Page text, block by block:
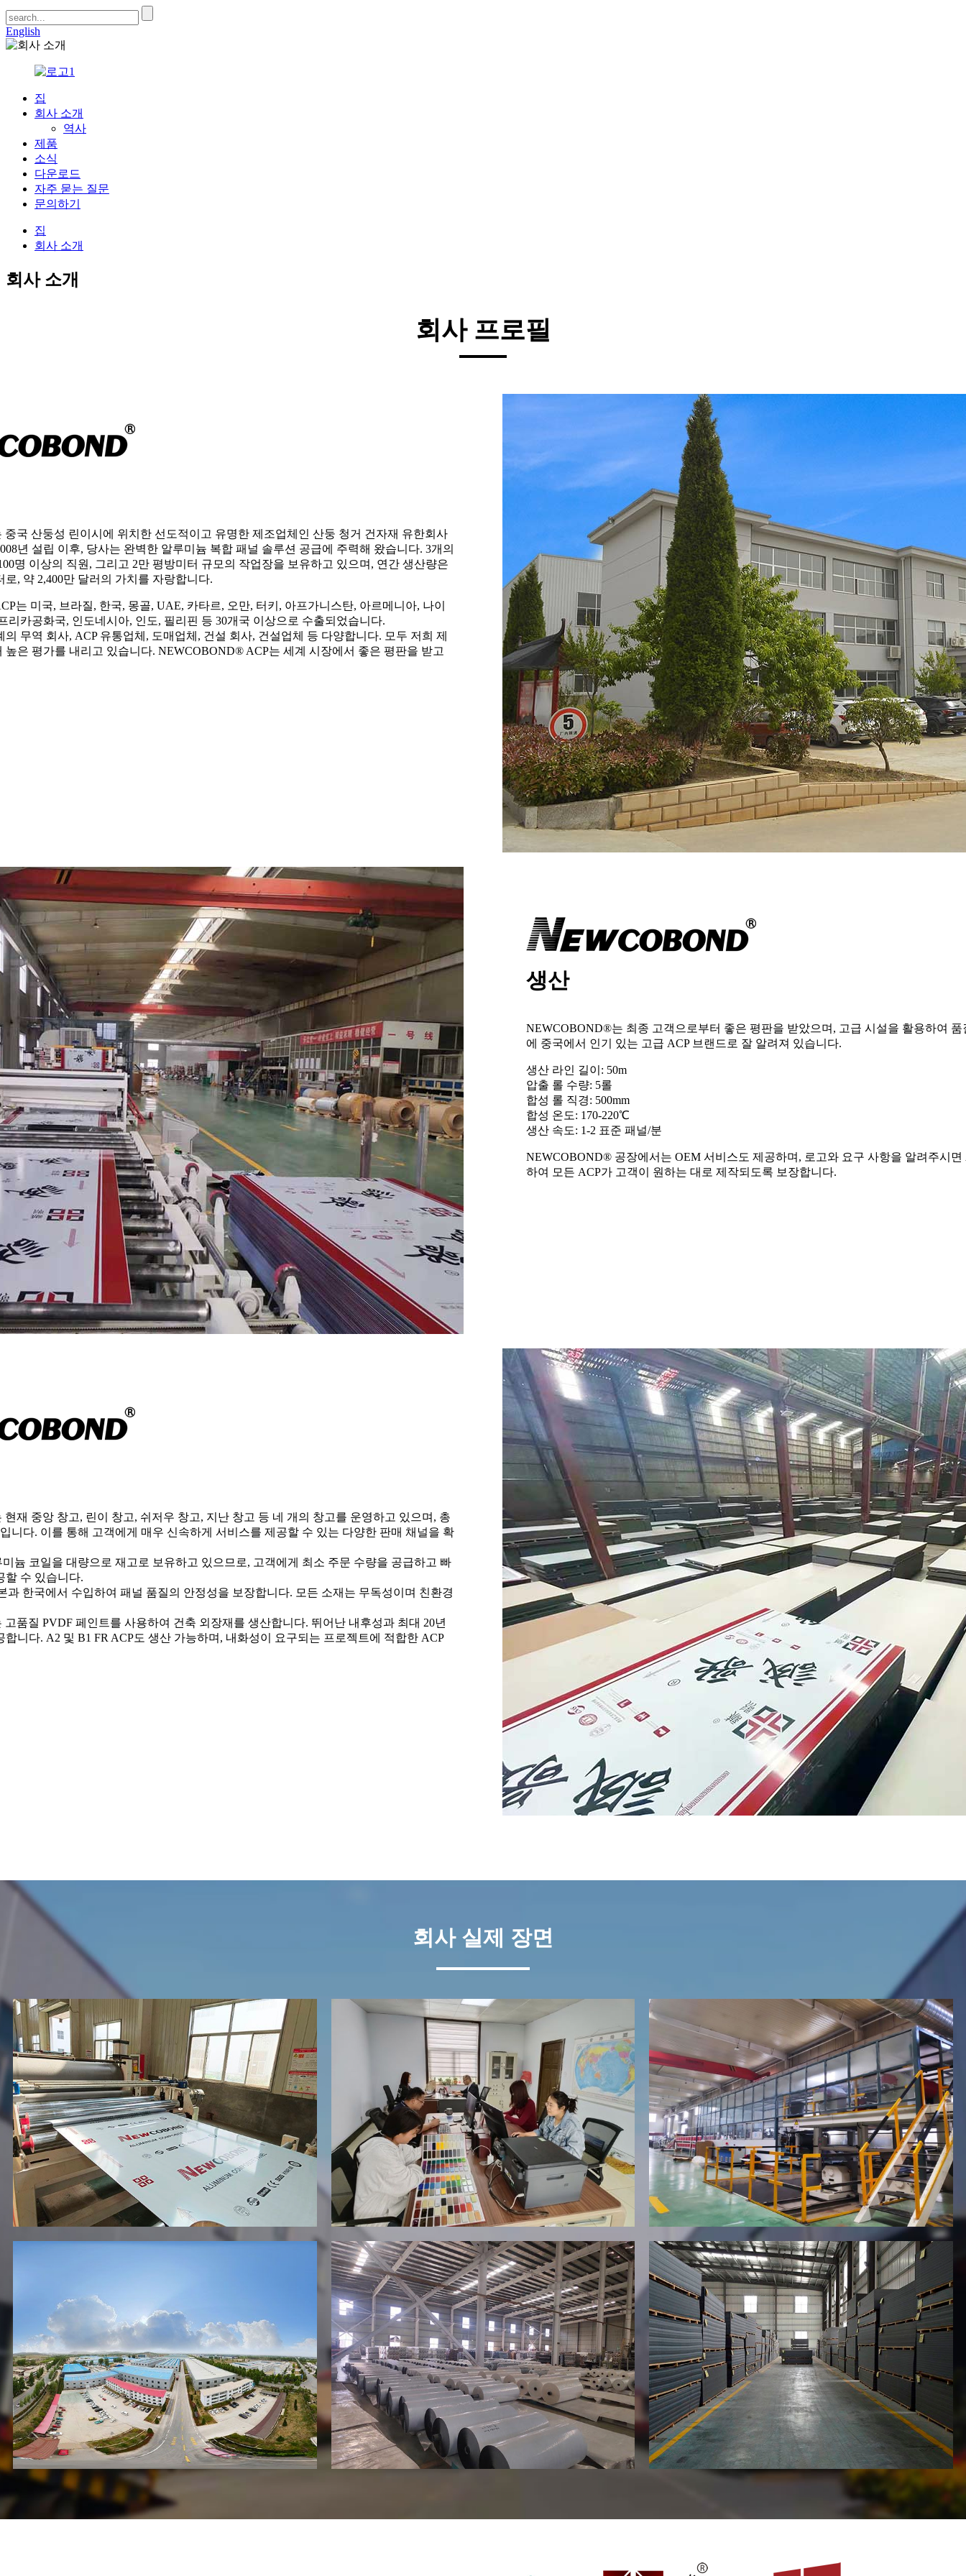
English
집
회사 소개
역사
제품
소식
다운로드
자주 묻는 질문
문의하기
집
회사 소개
회사 소개
회사 프로필
국 산둥성 린이시에 위치한 선도적이고 유명한 제조업체인 산둥 청거 건자재 유한회사
년 설립 이후, 당사는 완벽한 알루미늄 복합 패널 솔루션 공급에 주력해 왔습니다. 3개의
명 이상의 직원, 그리고 2만 평방미터 규모의 작업장을 보유하고 있으며, 연간 생산량은
로, 약 2,400만 달러의 가치를 자랑합니다.
는 미국, 브라질, 한국, 몽골, UAE, 카타르, 오만, 터키, 아프가니스탄, 아르메니아, 나이
리카공화국, 인도네시아, 인도, 필리핀 등 30개국 이상으로 수출되었습니다.
의 무역 회사, ACP 유통업체, 도매업체, 건설 회사, 건설업체 등 다양합니다. 모두 저희 제
높은 평가를 내리고 있습니다. NEWCOBOND® ACP는 세계 시장에서 좋은 평판을 받고
생산
NEWCOBOND®는 최종 고객으로부터 좋은 평판을 받았으며, 고급 시설을 활용하여
에 중국에서 인기 있는 고급 ACP 브랜드로 잘 알려져 있습니다.
생산 라인 길이: 50m
압출 롤 수량: 5롤
합성 롤 직경: 500mm
합성 온도: 170-220℃
생산 속도: 1-2 표준 패널/분
NEWCOBOND® 공장에서는 OEM 서비스도 제공하며, 로고와 요구 사항을 알려주시면
하여 모든 ACP가 고객이 원하는 대로 제작되도록 보장합니다.
재 중앙 창고, 린이 창고, 쉬저우 창고, 지난 창고 등 네 개의 창고를 운영하고 있으며, 총
니다. 이를 통해 고객에게 매우 신속하게 서비스를 제공할 수 있는 다양한 판매 채널을 확
늄 코일을 대량으로 재고로 보유하고 있으므로, 고객에게 최소 주문 수량을 공급하고 빠
할 수 있습니다.
과 한국에서 수입하여 패널 품질의 안정성을 보장합니다. 모든 소재는 무독성이며 친환경
품질 PVDF 페인트를 사용하여 건축 외장재를 생산합니다. 뛰어난 내후성과 최대 20년
합니다. A2 및 B1 FR ACP도 생산 가능하며, 내화성이 요구되는 프로젝트에 적합한 ACP
회사 실제 장면